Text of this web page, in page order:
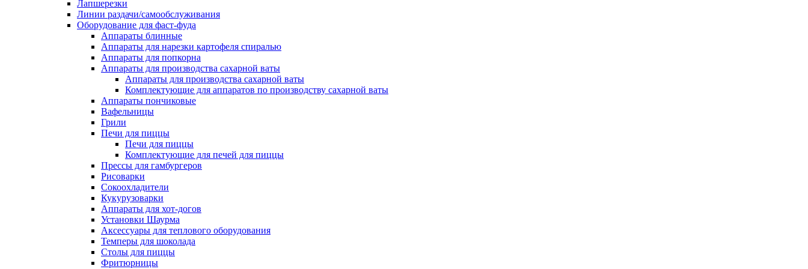
Лапшерезки
Линии раздачи/самообслуживания
Оборудование для фаст-фуда
Аппараты блинные
Аппараты для нарезки картофеля спиралью
Аппараты для попкорна
Аппараты для производства сахарной ваты
Аппараты для производства сахарной ваты
Комплектующие для аппаратов по производству сахарной ваты
Аппараты пончиковые
Вафельницы
Грили
Печи для пиццы
Печи для пиццы
Комплектующие для печей для пиццы
Прессы для гамбургеров
Рисоварки
Сокоохладители
Кукурузоварки
Аппараты для хот-догов
Установки Шаурма
Аксессуары для теплового оборудования
Темперы для шоколада
Столы для пиццы
Фритюрницы